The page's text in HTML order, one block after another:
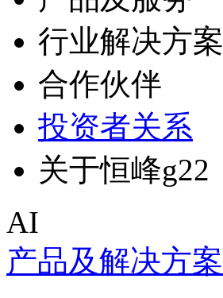
行业解决方案
合作伙伴
投资者关系
关于恒峰g22
AI
产品及解决方案